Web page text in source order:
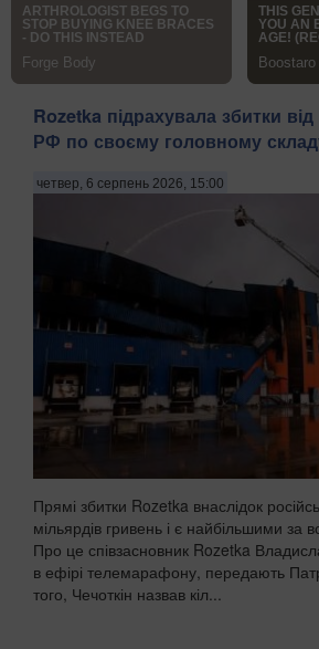
Rozetka підрахувала збитки від
РФ по своєму головному
четвер, 6 серпень 2026, 15:00
Прямі збитки Rozetka внаслідок
мільярдів гривень і є найбільшими за
Про це співзасновник Rozetka
в ефірі телемарафону, передають
того, Чечоткін назвав кіл...